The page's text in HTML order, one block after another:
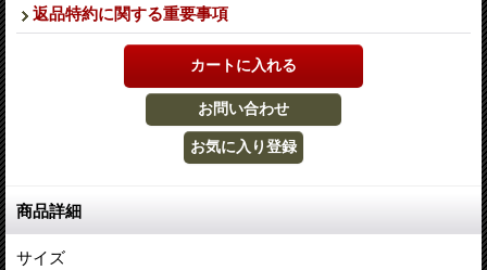
返品特約に関する重要事項
商品詳細
サイズ